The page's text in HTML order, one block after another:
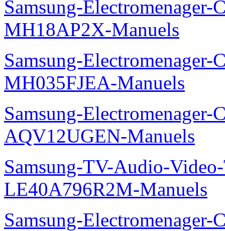
Samsung-Electromenager-
MH18AP2X-Manuels
Samsung-Electromenager-
MH035FJEA-Manuels
Samsung-Electromenager-
AQV12UGEN-Manuels
Samsung-TV-Audio-
LE40A796R2M-Manuels
Samsung-Electromenager-